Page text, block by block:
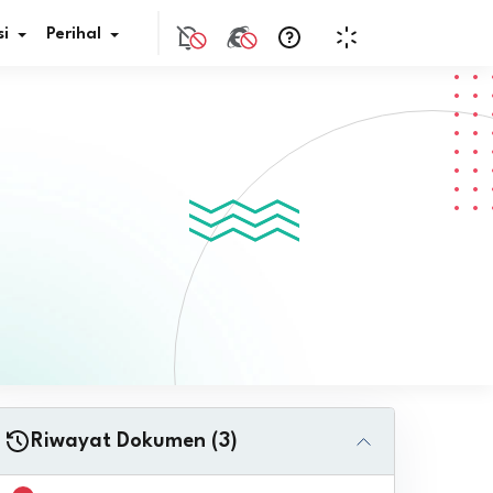
JDIH
Perihal
Riwayat Dokumen (3)